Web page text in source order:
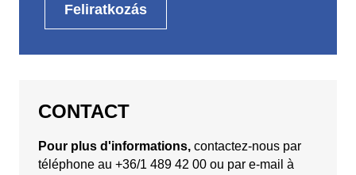
CONTACT
Pour plus d'informations, contactez-nous par
téléphone au +36/1 489 42 00 ou par e-mail à